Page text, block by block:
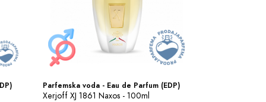
Parfemska voda - Eau de Parfum (EDP)
Xerjoff XJ 1861 Naxos - 100ml